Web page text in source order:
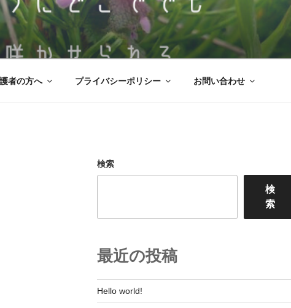
イサービス ののはな
″ 笑顔の花を咲かせられる。そんな施設を目指した逗子市にある
者の方へ プライバシーポリシー お問い合わせ
検索
検
索
最近の投稿
Hello world!